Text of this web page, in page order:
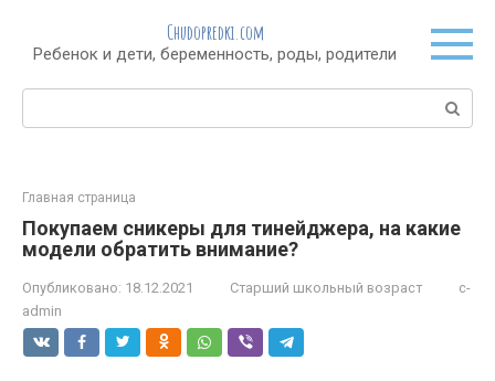
контенту
Chudopredki.com
Ребенок и дети, беременность, роды, родители
Поиск:
Главная страница
Покупаем сникеры для тинейджера, на какие
модели обратить внимание?
Опубликовано: 18.12.2021 Старший школьный возраст
c-
admin